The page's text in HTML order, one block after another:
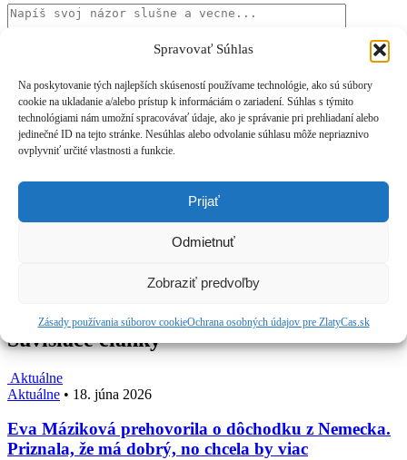
Spravovať Súhlas
Na poskytovanie tých najlepších skúseností používame technológie, ako sú súbory
cookie na ukladanie a/alebo prístup k informáciám o zariadení. Súhlas s týmito
technológiami nám umožní spracovávať údaje, ako je správanie pri prehliadaní alebo
jedinečné ID na tejto stránke. Nesúhlas alebo odvolanie súhlasu môže nepriaznivo
ovplyvniť určité vlastnosti a funkcie.
Prijať
Odmietnuť
Zobraziť predvoľby
Zásady používania súborov cookieOchrana osobných údajov pre ZlatyCas.sk
Komentár sa môže pred zobrazením manuálne schvaľovať.
Meno*
E-mail*
Nechajte toto pole prázdne
Protispamová kontrola: koľko je 5 + 4?
Súvisiace články
Aktuálne
Aktuálne • 18. júna 2026
Eva Máziková prehovorila o dôchodku z Nemecka.
Priznala, že má dobrý, no chcela by viac